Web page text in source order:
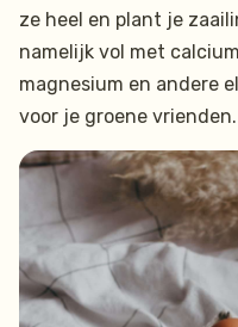
ze heel en plant je
namelijk vol met
magnesium en andere
voor je groene vrienden.